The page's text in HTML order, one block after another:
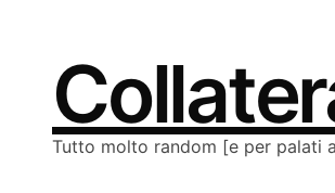
Tutto molto random [e per palati